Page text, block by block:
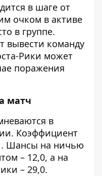
в шаге от
очком в активе
в группе.
вывести команду
Рики может
поражения
матч
в
Коэффициент
Шансы на ничью
– 12,0, а на
– 29,0.